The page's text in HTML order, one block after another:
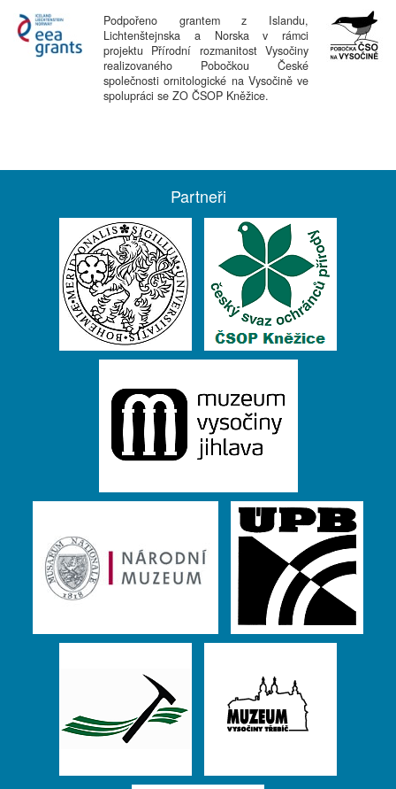
Podpořeno grantem z Islandu,
Lichtenštejnska a Norska v rámci
projektu Přírodní rozmanitost Vysočiny
realizovaného Pobočkou České
společnosti ornitologické na Vysočině ve
spolupráci se ZO ČSOP Kněžice.
Partneři